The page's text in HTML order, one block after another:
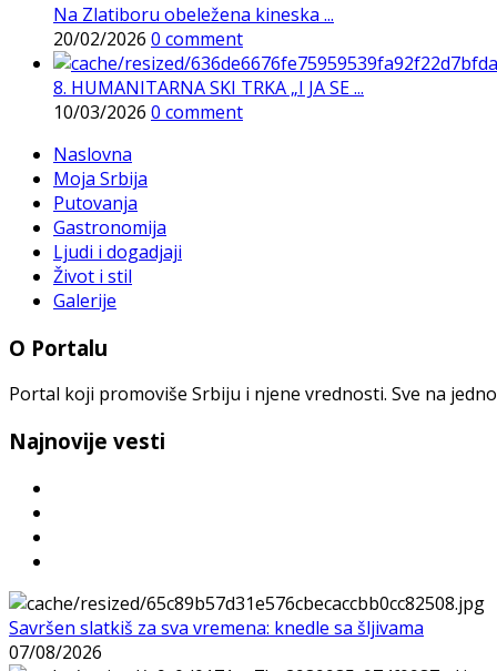
Na Zlatiboru obeležena kineska ...
20/02/2026 0 comment
8. HUMANITARNA SKI TRKA „I JA SE ...
10/03/2026 0 comment
Naslovna
Moja Srbija
Putovanja
Gastronomija
Ljudi i dogadjaji
Život i stil
Galerije
O Portalu
Portal koji promoviše Srbiju i njene vrednosti. Sve na
Najnovije vesti
Savršen slatkiš za sva vremena: knedle sa šljivama
07/08/2026